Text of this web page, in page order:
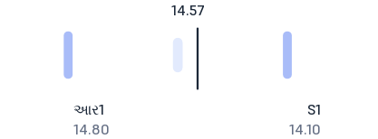
14.57
આર1
14.80
S1
14.10